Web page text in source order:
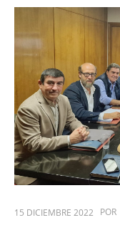
15 DICIEMBRE 2022 POR